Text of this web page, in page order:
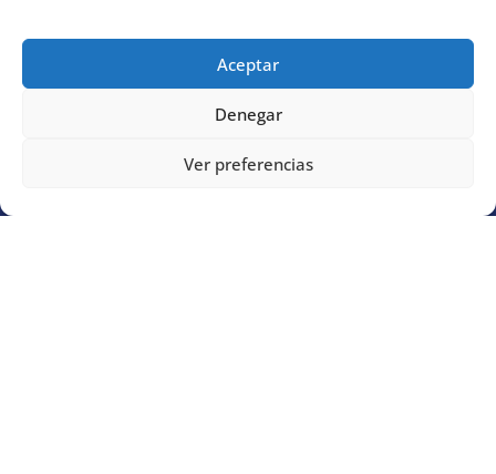
Aceptar
Denegar
Ver preferencias